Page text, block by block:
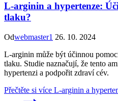
L-arginin a hypertenze:
tlaku?
Odwebmaster1 26. 10. 2024
L-arginin může být účinnou
tlaku. Studie naznačují, že tento
hypertenzi a podpořit zdraví cév.
Přečtěte si více L-arginin a